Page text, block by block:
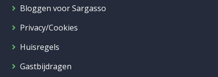
Bloggen voor Sargasso
Privacy/Cookies
Huisregels
Gastbijdragen